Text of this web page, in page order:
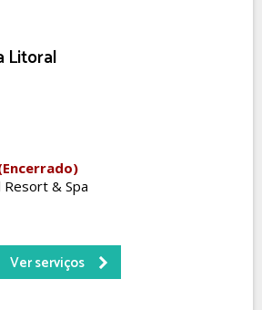
Litoral
& Spa
Ver serviços